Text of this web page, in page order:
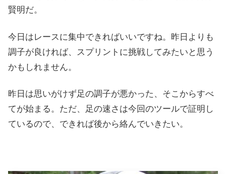
賢明だ。
今日はレースに集中できればいいですね。昨日よりも
調子が良ければ、スプリントに挑戦してみたいと思う
かもしれません。
昨日は思いがけず足の調子が悪かった、そこからすべ
てが始まる。ただ、足の速さは今回のツールで証明し
ているので、できれば後から絡んでいきたい。